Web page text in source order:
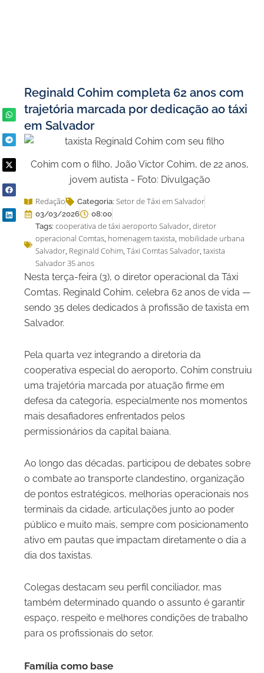
Reginald Cohim completa 62 anos com
trajetória marcada por dedicação ao táxi
em Salvador
Cohim com o filho, João Victor Cohim, de 22 anos,
jovem autista - Foto: Divulgação
Redação Categoria:Setor de Táxi em Salvador
03/03/2026
08:00
Tags:cooperativa de táxi aeroporto Salvador,diretor
operacional Comtas, homenagem taxista, mobilidade urbana
Salvador, Reginald Cohim,Táxi Comtas Salvador,taxista
Salvador 35 anos
Nesta terça-feira (3), o diretor operacional da Táxi
Comtas, Reginald Cohim, celebra 62 anos de vida —
sendo 35 deles dedicados à profissão de taxista em
Salvador.
Pela quarta vez integrando a diretoria da
cooperativa especial do aeroporto, Cohim construiu
uma trajetória marcada por atuação firme em
defesa da categoria, especialmente nos momentos
mais desafiadores enfrentados pelos
permissionários da capital baiana.
Ao longo das décadas, participou de debates sobre
o combate ao transporte clandestino, organização
de pontos estratégicos, melhorias operacionais nos
terminais da cidade, articulações junto ao poder
público e muito mais, sempre com posicionamento
ativo em pautas que impactam diretamente o dia a
dia dos taxistas.
Colegas destacam seu perfil conciliador, mas
também determinado quando o assunto é garantir
espaço, respeito e melhores condições de trabalho
para os profissionais do setor.
Família como base